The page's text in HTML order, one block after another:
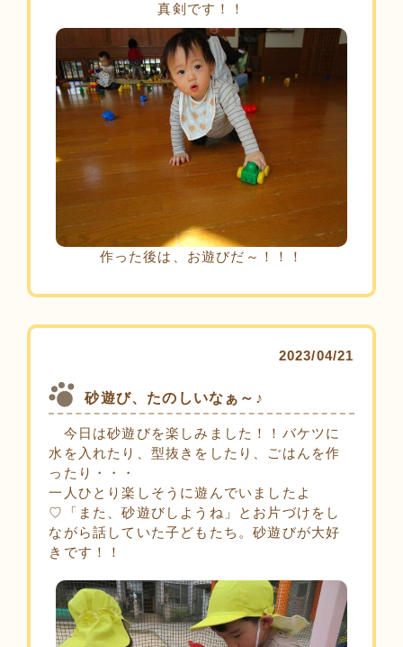
真剣です！！
作った後は、お遊びだ～！！！
2023/04/21
砂遊び、たのしいなぁ～♪
今日は砂遊びを楽しみました！！バケツに
水を入れたり、型抜きをしたり、ごはんを作
ったり・・・
一人ひとり楽しそうに遊んでいましたよ
♡「また、砂遊びしようね」とお片づけをし
ながら話していた子どもたち。砂遊びが大好
きです！！